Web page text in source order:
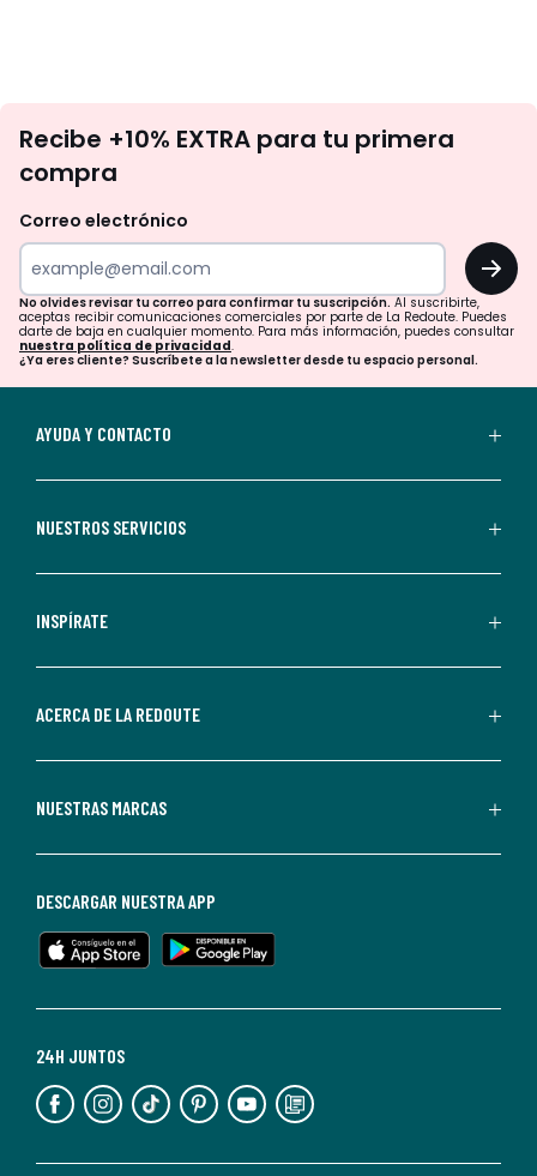
te
tu
para
confirmar
tu
suscripción.
aceptas
comerciales
personalizadas
parte
Redoute.
de
en
cualquier
Para
información,
puedes
Recibe +10% EXTRA para tu primera
compra
Correo electrónico
OK
No olvides revisar tu correo para confirmar tu suscripción. Al suscribirte,
aceptas recibir comunicaciones comerciales por parte de La Redoute. Puedes
darte de baja en cualquier momento. Para más información, puedes consultar
nuestra política de privacidad.
¿Ya eres cliente? Suscríbete a la newsletter desde tu espacio personal.
AYUDA Y CONTACTO
NUESTROS SERVICIOS
INSPÍRATE
ACERCA DE LA REDOUTE
NUESTRAS MARCAS
24H JUNTOS
DESCARGAR NUESTRA APP